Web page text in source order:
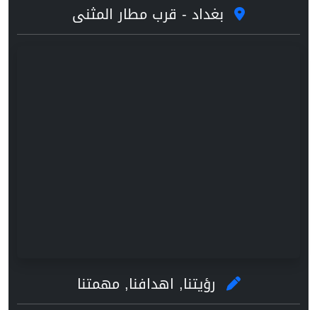
بغداد - قرب مطار المثنى
رؤيتنا, اهدافنا, مهمتنا